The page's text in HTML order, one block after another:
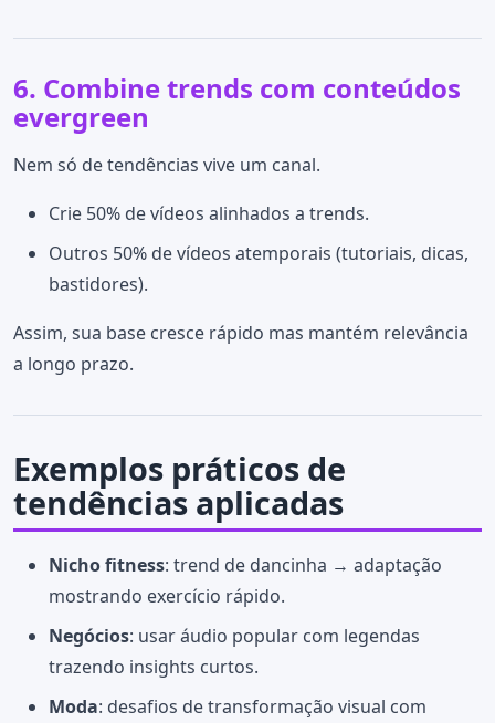
6. Combine trends com conteúdos
evergreen
Nem só de tendências vive um canal.
Crie 50% de vídeos alinhados a trends.
Outros 50% de vídeos atemporais (tutoriais, dicas,
bastidores).
Assim, sua base cresce rápido mas mantém relevância
a longo prazo.
Exemplos práticos de
tendências aplicadas
Nicho fitness: trend de dancinha → adaptação
mostrando exercício rápido.
Negócios: usar áudio popular com legendas
trazendo insights curtos.
Moda: desafios de transformação visual com